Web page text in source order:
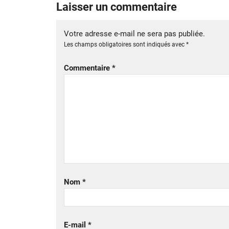
Laisser un commentaire
Votre adresse e-mail ne sera pas publiée.
Les champs obligatoires sont indiqués avec *
Commentaire *
Nom *
E-mail *